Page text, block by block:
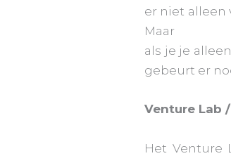
er niet alleen
Maar
als je je
gebeurt er
Venture Lab
Het Venture